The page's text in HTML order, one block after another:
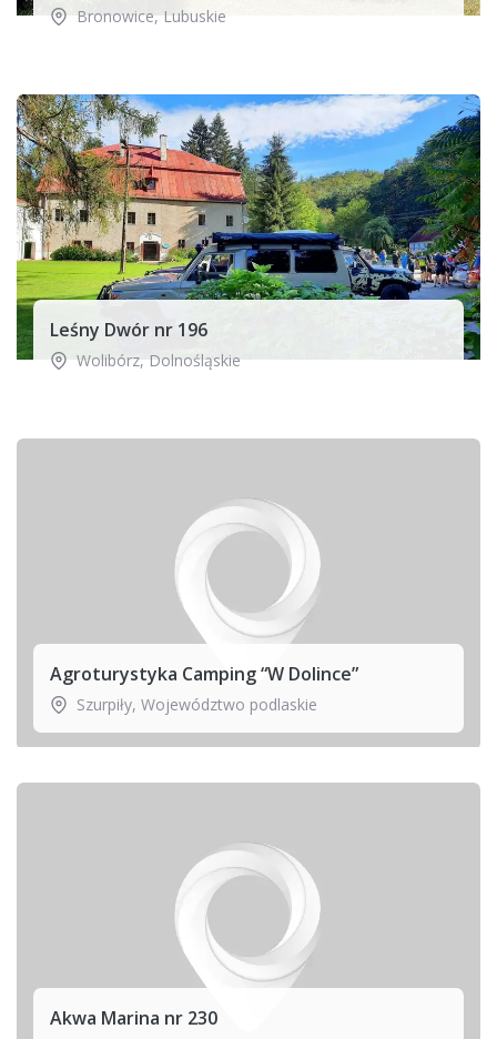
Bronowice,Lubuskie
Leśny Dwór nr 196
Wolibórz,Dolnośląskie
Agroturystyka Camping “W Dolince”
Szurpiły, Województwo podlaskie
Akwa Marina nr 230